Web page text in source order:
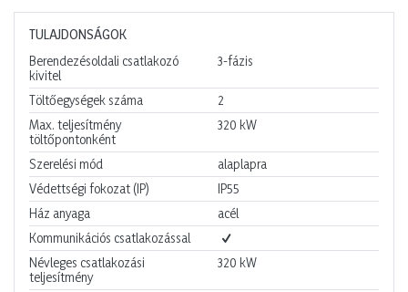
TULAJDONSÁGOK
Berendezésoldali csatlakozó
kivitel
3-fázis
Töltőegységek száma
2
Max. teljesítmény
töltőpontonként
320 kW
Szerelési mód
alaplapra
Védettségi fokozat (IP)
IP55
Ház anyaga
acél
Kommunikációs csatlakozással
Névleges csatlakozási
teljesítmény
320 kW